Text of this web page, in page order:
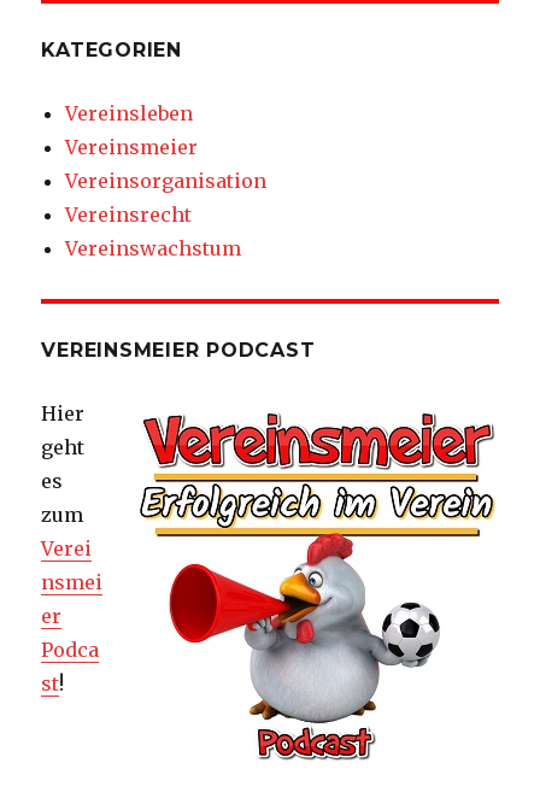
KATEGORIEN
Vereinsleben
Vereinsmeier
Vereinsorganisation
Vereinsrecht
Vereinswachstum
VEREINSMEIER PODCAST
Hier
geht
es
zum
Verei
nsmei
er
Podca
st!